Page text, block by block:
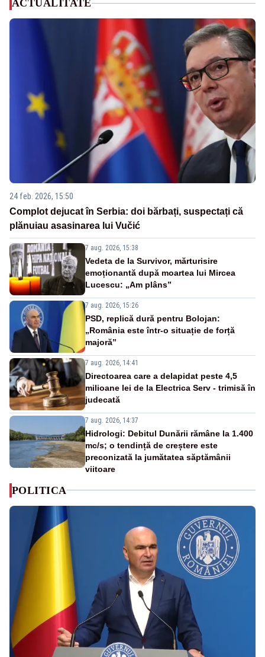
ACTUALITATE
24 feb. 2026, 15:50
Complot dejucat în Serbia: doi bărbați, suspectați că
plănuiau asasinarea lui Vučić
7 aug. 2026, 15:38
Vedeta de la Survivor, mărturisire
emoționantă după moartea lui Mircea
Lucescu: „Am plâns”
7 aug. 2026, 15:26
PSD, replică dură pentru Bolojan:
„România este într-o situație de forță
majoră”
7 aug. 2026, 14:41
Directoarea care a delapidat peste 4,5
milioane lei de la Electrica Serv - trimisă în
judecată
7 aug. 2026, 14:37
Hidrologi: Debitul Dunării rămâne la 1.400
mc/s; o tendință de creștere este
preconizată la jumătatea săptămânii
viitoare
POLITICA